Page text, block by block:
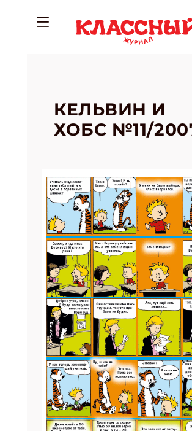
КЕЛЬВИН И
ХОБС №11/